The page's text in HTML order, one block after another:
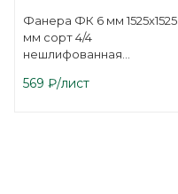
Фанера ФК 6 мм 1525х1525
мм сорт 4/4
нешлифованная
569 ₽/лист